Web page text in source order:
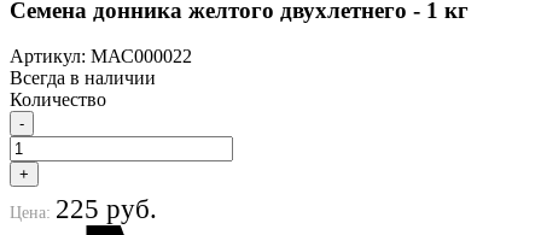
Семена донника желтого двухлетнего - 1 кг
Артикул: МАС000022
Всегда в наличии
Количество
-
+
Цена: 225 руб.